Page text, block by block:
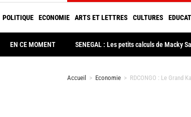
POLITIQUE ECONOMIE ARTS ET LETTRES CULTURES
EN CE MOMENT SENEGAL : Les petits calculs de Macky Sall
Accueil > Economie > RDCONGO : Le Grand